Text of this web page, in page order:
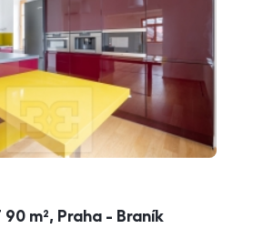
m², Praha - Braník